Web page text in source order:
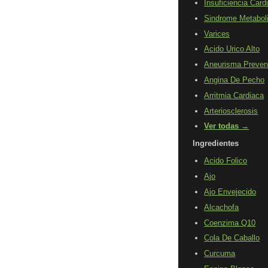
Insuficiencia
Sindrome
Varices
Acido Urico Alto
Aneurisma
Angina De Pecho
Arritmia Cardiaca
Arteriosclerosis
Ver todas →
Ingredientes
Acido Folico
Ajo
Ajo Envejecido
Alcachofa
Coenzima Q10
Cola De Caballo
Curcuma